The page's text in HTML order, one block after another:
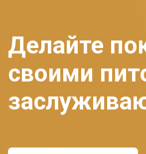
Делайте
своими